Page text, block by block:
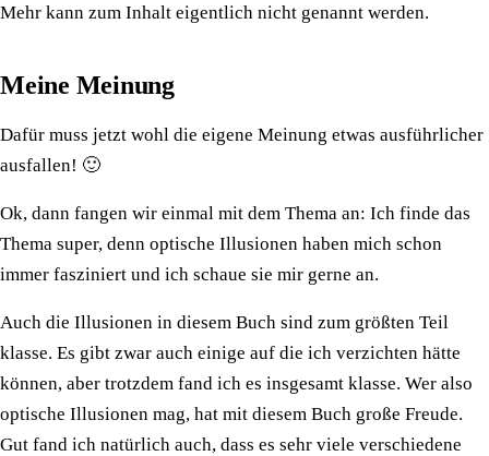
Mehr kann zum Inhalt eigentlich nicht genannt werden.
Meine Meinung
Dafür muss jetzt wohl die eigene Meinung etwas ausführlicher
ausfallen! 🙂
Ok, dann fangen wir einmal mit dem Thema an: Ich finde das
Thema super, denn optische Illusionen haben mich schon
immer fasziniert und ich schaue sie mir gerne an.
Auch die Illusionen in diesem Buch sind zum größten Teil
klasse. Es gibt zwar auch einige auf die ich verzichten hätte
können, aber trotzdem fand ich es insgesamt klasse. Wer also
optische Illusionen mag, hat mit diesem Buch große Freude.
Gut fand ich natürlich auch, dass es sehr viele verschiedene